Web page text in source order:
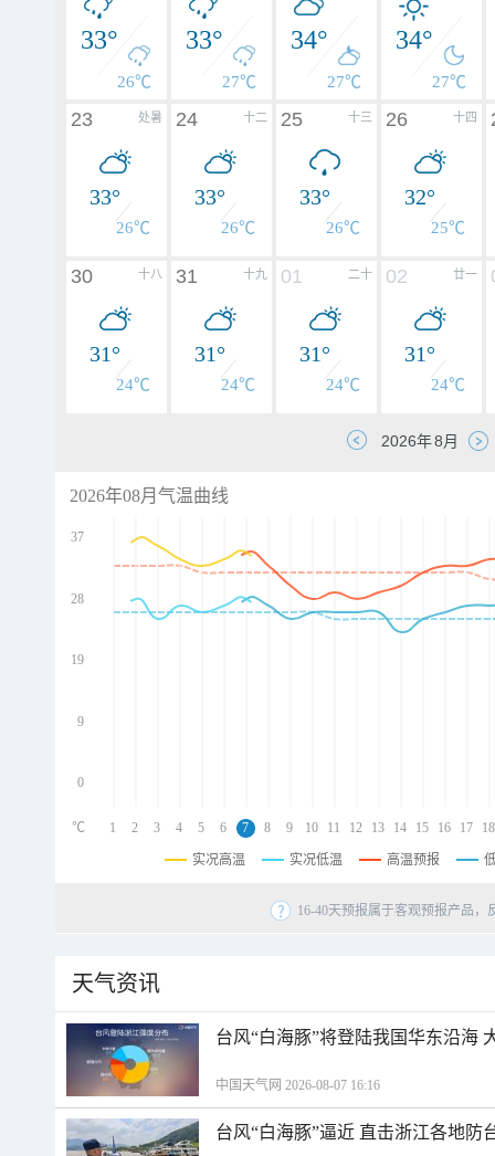
33°
26℃
33°
27℃
34°
27℃
34°
27℃
处暑
23
33°
26℃
十二
24
33°
26℃
十三
25
33°
26℃
十四
26
32°
25℃
十八
30
31°
24℃
十九
31
31°
24℃
二十
01
31°
24℃
廿一
02
31°
24℃
2026年08月气温曲线
37
28
19
9
0
1 2 3 4 5 6 7 8 9 10 11 12 13 14 15 16 17 18
℃
实况高温 实况低温 高温预报
16-40天预报属于客观预报产品
天气资讯
台风“白海豚”将登陆我国华东沿海
中国天气网 2026-08-07 16:16
台风“白海豚”逼近 直击浙江各地防